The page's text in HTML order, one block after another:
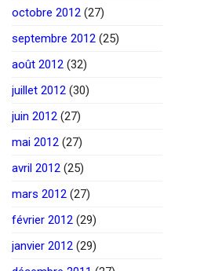
octobre 2012 (27)
septembre 2012 (25)
août 2012 (32)
juillet 2012 (30)
juin 2012 (27)
mai 2012 (27)
avril 2012 (25)
mars 2012 (27)
février 2012 (29)
janvier 2012 (29)